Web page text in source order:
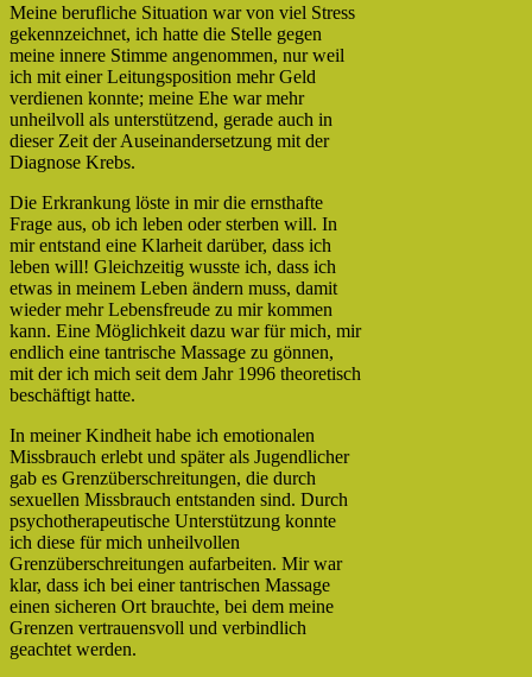
Meine berufliche Situation war von viel Stress
gekennzeichnet, ich hatte die Stelle gegen
meine innere Stimme angenommen, nur weil
ich mit einer Leitungsposition mehr Geld
verdienen konnte; meine Ehe war mehr
unheilvoll als unterstützend, gerade auch in
dieser Zeit der Auseinandersetzung mit der
Diagnose Krebs.
Die Erkrankung löste in mir die ernsthafte
Frage aus, ob ich leben oder sterben will. In
mir entstand eine Klarheit darüber, dass ich
leben will! Gleichzeitig wusste ich, dass ich
etwas in meinem Leben ändern muss, damit
wieder mehr Lebensfreude zu mir kommen
kann. Eine Möglichkeit dazu war für mich, mir
endlich eine tantrische Massage zu gönnen,
mit der ich mich seit dem Jahr 1996 theoretisch
beschäftigt hatte.
In meiner Kindheit habe ich emotionalen
Missbrauch erlebt und später als Jugendlicher
gab es Grenzüberschreitungen, die durch
sexuellen Missbrauch entstanden sind. Durch
psychotherapeutische Unterstützung konnte
ich diese für mich unheilvollen
Grenzüberschreitungen aufarbeiten. Mir war
klar, dass ich bei einer tantrischen Massage
einen sicheren Ort brauchte, bei dem meine
Grenzen vertrauensvoll und verbindlich
geachtet werden.